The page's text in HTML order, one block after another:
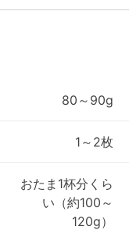
80～90g
1～2枚
おたま1杯分くら
い（約100～
120g）